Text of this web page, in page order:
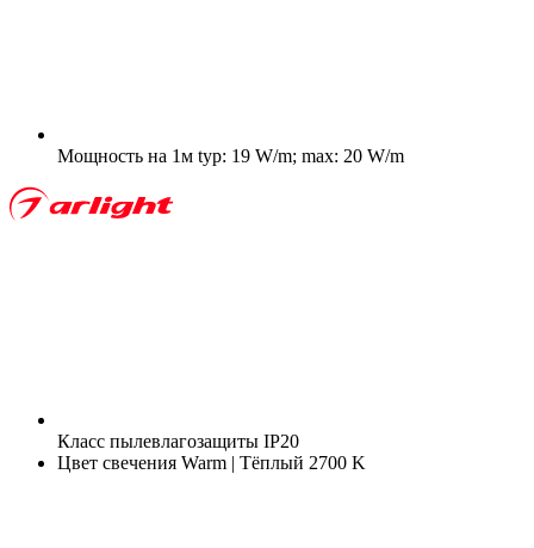
Мощность на 1м typ: 19 W/m; max: 20 W/m
Класс пылевлагозащиты IP20
Цвет свечения Warm | Тёплый 2700 K